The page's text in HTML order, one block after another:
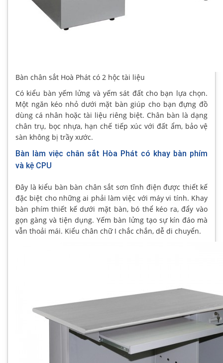
Bàn chân sắt Hoà Phát có 2 hộc tài liệu
Có kiểu bàn yếm lửng và yếm sát đất cho bạn lựa chọn.
Một ngăn kéo nhỏ dưới mặt bàn giúp cho bạn đựng đồ
dùng cá nhân hoặc tài liệu riêng biệt. Chân bàn là dạng
chân trụ, bọc nhựa, hạn chế tiếp xúc với đất ẩm, bảo vệ
sàn không bị trầy xước.
Bàn làm việc chân sắt Hòa Phát có khay bàn phím
và kệ CPU
Đây là kiểu bàn bàn chân sắt sơn tĩnh điện được thiết kế
đặc biệt cho những ai phải làm việc với máy vi tính. Khay
bàn phím thiết kế dưới mặt bàn, bó thể kéo ra, đẩy vào
gọn gàng và tiện dụng. Yếm bàn lửng tạo sự kín đáo mà
vẫn thoải mái. Kiểu chân chữ I chắc chắn, dễ di chuyển.